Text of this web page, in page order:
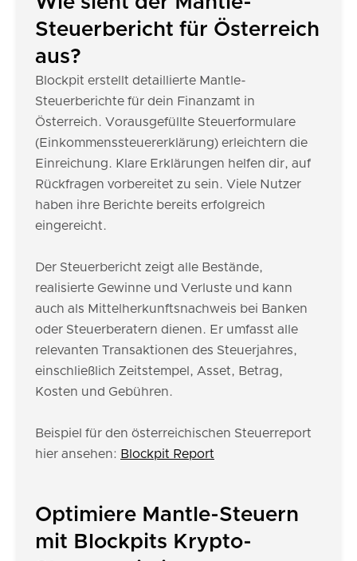
Steuerbericht für Österreich
aus?
Blockpit erstellt detaillierte Mantle-
Steuerberichte für dein Finanzamt in
Österreich. Vorausgefüllte Steuerformulare
(Einkommenssteuererklärung) erleichtern die
Einreichung. Klare Erklärungen helfen dir, auf
Rückfragen vorbereitet zu sein. Viele Nutzer
haben ihre Berichte bereits erfolgreich
eingereicht.
Der Steuerbericht zeigt alle Bestände,
realisierte Gewinne und Verluste und kann
auch als Mittelherkunftsnachweis bei Banken
oder Steuerberatern dienen. Er umfasst alle
relevanten Transaktionen des Steuerjahres,
einschließlich Zeitstempel, Asset, Betrag,
Kosten und Gebühren.
Beispiel für den österreichischen Steuerreport
hier ansehen: Blockpit Report
Optimiere Mantle-Steuern
mit Blockpits Krypto-